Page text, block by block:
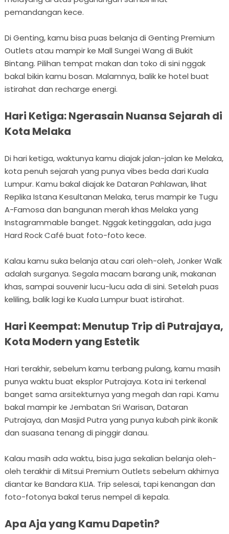
pemandangan kece.
Di Genting, kamu bisa puas belanja di Genting Premium
Outlets atau mampir ke Mall Sungei Wang di Bukit
Bintang. Pilihan tempat makan dan toko di sini nggak
bakal bikin kamu bosan. Malamnya, balik ke hotel buat
istirahat dan recharge energi.
Hari Ketiga: Ngerasain Nuansa Sejarah di
Kota Melaka
Di hari ketiga, waktunya kamu diajak jalan-jalan ke Melaka,
kota penuh sejarah yang punya vibes beda dari Kuala
Lumpur. Kamu bakal diajak ke Dataran Pahlawan, lihat
Replika Istana Kesultanan Melaka, terus mampir ke Tugu
A-Famosa dan bangunan merah khas Melaka yang
Instagrammable banget. Nggak ketinggalan, ada juga
Hard Rock Café buat foto-foto kece.
Kalau kamu suka belanja atau cari oleh-oleh, Jonker Walk
adalah surganya. Segala macam barang unik, makanan
khas, sampai souvenir lucu-lucu ada di sini. Setelah puas
keliling, balik lagi ke Kuala Lumpur buat istirahat.
Hari Keempat: Menutup Trip di Putrajaya,
Kota Modern yang Estetik
Hari terakhir, sebelum kamu terbang pulang, kamu masih
punya waktu buat eksplor Putrajaya. Kota ini terkenal
banget sama arsitekturnya yang megah dan rapi. Kamu
bakal mampir ke Jembatan Sri Warisan, Dataran
Putrajaya, dan Masjid Putra yang punya kubah pink ikonik
dan suasana tenang di pinggir danau.
Kalau masih ada waktu, bisa juga sekalian belanja oleh-
oleh terakhir di Mitsui Premium Outlets sebelum akhirnya
diantar ke Bandara KLIA. Trip selesai, tapi kenangan dan
foto-fotonya bakal terus nempel di kepala.
Apa Aja yang Kamu Dapetin?